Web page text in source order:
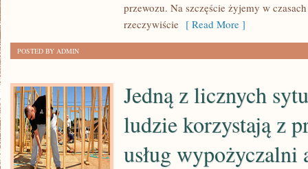
GŁOWIE
WYMARZONE
MIESZKANIE
przewozu. Na szczęście żyjemy w
rzeczywiście [ Read More ]
POSTED BY ADMIN
Jedną z licznych
ludzie korzystają z
usług wypożyczalni